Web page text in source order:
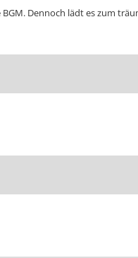
Dennoch lädt es zum